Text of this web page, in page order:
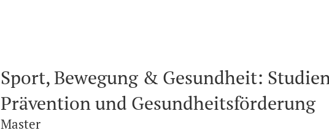
Sport, Bewegung & Gesundheit:
Prävention und Gesundheitsförderung
Master